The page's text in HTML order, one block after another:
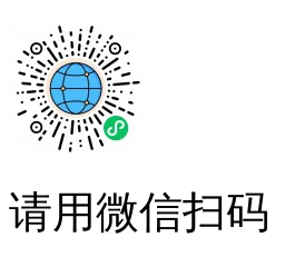
请用微信扫码